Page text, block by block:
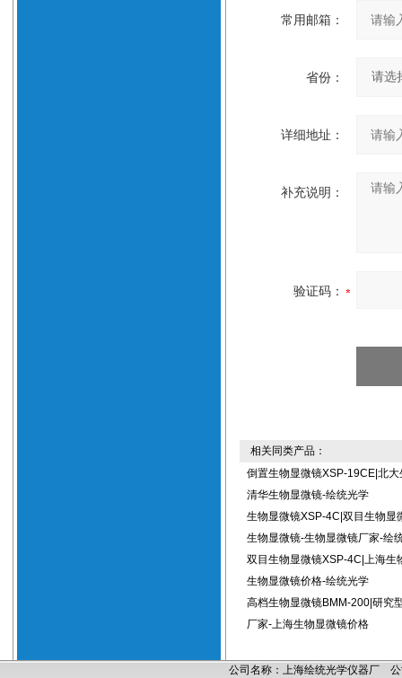
常用邮箱：
省份：
详细地址：
补充说明：
验证码：
相关同类产品：
倒置生物显微镜XSP-19CE|北大
清华生物显微镜-绘统光学
生物显微镜XSP-4C|双目生物显
生物显微镜-生物显微镜厂家-绘
双目生物显微镜XSP-4C|上海生
生物显微镜价格-绘统光学
高档生物显微镜BMM-200|研究
厂家-上海生物显微镜价格
公司名称：上海绘统光学仪器厂